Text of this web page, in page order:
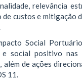
relevância
custos e mitigação
Social
e social positivo nas
além de ações
11.